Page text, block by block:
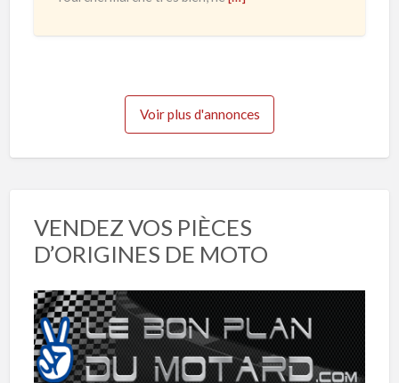
2
e
Voir plus d'annonces
VENDEZ VOS PIÈCES
D’ORIGINES DE MOTO